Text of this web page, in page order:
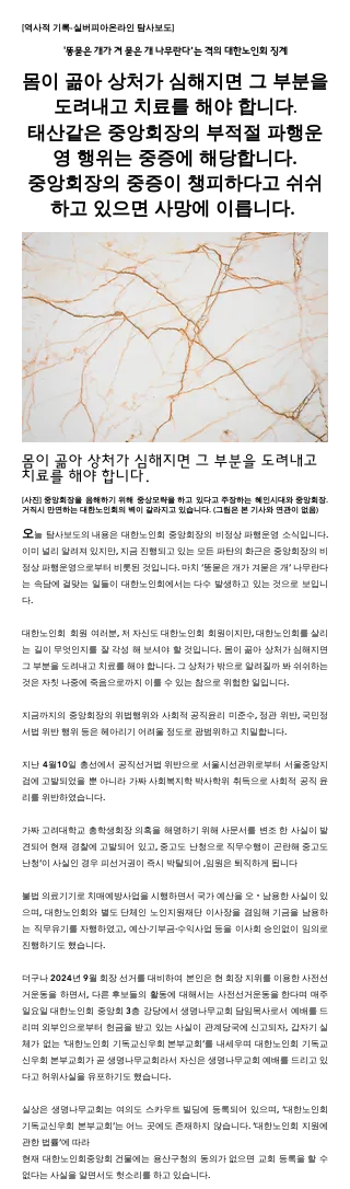
[역사적 기록-실버피아온라인 탐사보도]
'똥묻은 개가 겨 묻은 개 나무란다’는 격의 대한노인회 징계
몸이 곪아 상처가 심해지면 그 부분을
도려내고 치료를 해야 합니다.
태산같은 중앙회장의 부적절 파행운
영 행위는 중증에 해당합니다.
중앙회장의 중증이 챙피하다고 쉬쉬
하고 있으면 사망에 이릅니다.
몸이 곪아 상처가 심해지면 그 부분을 도려내고
치료를 해야 합니다.
[사진] 중앙회장을 음해하기 위해 중상모략을 하고 있다고 주장하는 혜인시대와 중앙회장.
거직시 만연하는 대한노인회의 벽이 갈라지고 있습니다. ​(그림은 본 기사와 연관이 없음)
오늘 탐사보도의 내용은 대한노인회 중앙회장의 비정상 파행운영 소식입니다.
이미 널리 알려져 있지만, 지금 진행되고 있는 모든 파탄의 화근은 중앙회장의 비
정상 파행운영으로부터 비롯된 것입니다. 마치 ‘똥묻은 개가 겨묻은 개’ 나무란다
는 속담에 걸맞는 일들이 대한노인회에서는 다수 발생하고 있는 것으로 보입니
다.
대한노인회 회원 여러분, 저 자신도 대한노인회 회원이지만, 대한노인회를 살리
는 길이 무엇인지를 잘 각성 해 보셔야 할 것입니다. 몸이 곪아 상처가 심해지면
그 부분을 도려내고 치료를 해야 합니다. 그 상처가 밖으로 알려질까 봐 쉬쉬하는
것은 자칫 나중에 죽음으로까지 이를 수 있는 참으로 위험한 일입니다.
지금까지의 중앙회장의 위법행위와 사회적 공직윤리 미준수, 정관 위반, 국민정
서법 위반 행위 등은 헤아리기 어려울 정도로 광범위하고 치밀합니다.
지난 4월10일 총선에서 공직선거법 위반으로 서울시선관위로부터 서울중앙지
검에 고발되었을 뿐 아니라 가짜 사회복지학 박사학위 취득으로 사회적 공직 윤
리를 위반하였습니다.
가짜 고려대학교 총학생회장 의혹을 해명하기 위해 사문서를 변조 한 사실이 발
견되어 현재 경찰에 고발되어 있고, 중고도 난청으로 직무수행이 곤란해 중고도
난청’이 사실인 경우 피선거권이 즉시 박탈되어 ,임원은 퇴직하게 됩니다
불법 의료기기로 치매예방사업을 시행하면서 국가 예산을 오‧남용한 사실이 있
으며, 대한노인회와 별도 단체인 노인지원재단 이사장을 겸임해 기금을 남용하
는 직무유기를 자행하였고, 예산·기부금·수익사업 등을 이사회 승인없이 임의로
진행하기도 했습니다.
더구나 2024년 9월 회장 선거를 대비하여 본인은 현 회장 지위를 이용한 사전선
거운동을 하면서, 다른 후보들의 활동에 대해서는 사전선거운동을 한다며 매주
일요일 대한노인회 중앙회 3층 강당에서 생명나무교회 담임목사로서 예배를 드
리며 외부인으로부터 헌금을 받고 있는 사실이 관계당국에 신고되자, 갑자기 실
체가 없는 ‘대한노인회 기독교신우회 본부교회’를 내세우며 대한노인회 기독교
신우회 본부교회가 곧 생명나무교회라서 자신은 생명나무교회 예배를 드리고 있
다고 허위사실을 유포하기도 했습니다.
실상은 생명나무교회는 여의도 스카우트 빌딩에 등록되어 있으며, ‘대한노인회
기독교신우회 본부교회’는 어느 곳에도 존재하지 않습니다. ‘대한노인회 지원에
관한 법률’에 따라
현재 대한노인회중앙회 건물에는 용산구청의 동의가 없으면 교회 등록을 할 수
없다는 사실을 알면서도 헛소리를 하고 있습니다.